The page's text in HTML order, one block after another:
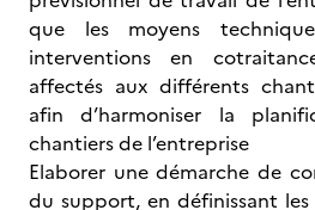
que les moyens
interventions en
affectés aux différents
afin d’harmoniser la
chantiers de l’entreprise
Elaborer une démarche de
du support, en définissant